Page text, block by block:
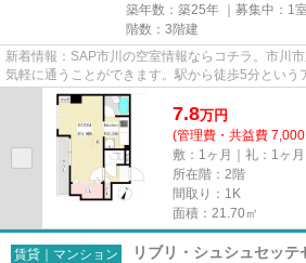
築年数：築25年 ｜募集中： 1室
階数：3階建
新着情報：SAP市川の空室情報ならコチラ。市川
気軽に通うことができます。駅から徒歩5分という
かがですか。こちらの物件では初...
7.8万円
(管理費・共益費
敷：1ヶ月｜礼：1ヶ月
所在階：2階
間取り：1K
面積：21.70㎡
賃貸｜マンション リブリ・シュシュセッテ